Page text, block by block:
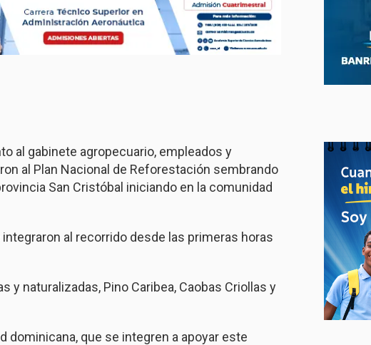
al gabinete agropecuario, empleados y
al Plan Nacional de Reforestación sembrando
San Cristóbal iniciando en la comunidad
al recorrido desde las primeras horas
y naturalizadas, Pino Caribea, Caobas Criollas y
dominicana, que se integren a apoyar este